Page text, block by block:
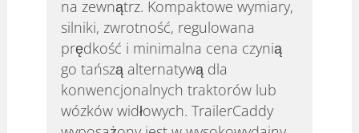
na zewnątrz. Kompaktowe wymiary,
silniki, zwrotność, regulowana
prędkość i minimalna cena czynią
go tańszą alternatywą dla
konwencjonalnych traktorów lub
wózków widłowych. TrailerCaddy